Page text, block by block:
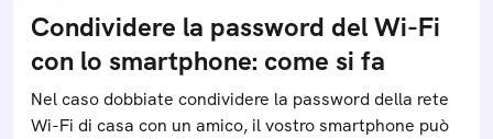
Condividere la password del Wi-Fi
con lo smartphone: come si fa
Nel caso dobbiate condividere la password della rete
Wi-Fi di casa con un amico, il vostro smartphone può